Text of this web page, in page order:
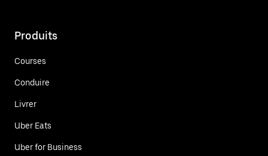
Produits
Courses
Conduire
Livrer
Uber Eats
Uber for Business